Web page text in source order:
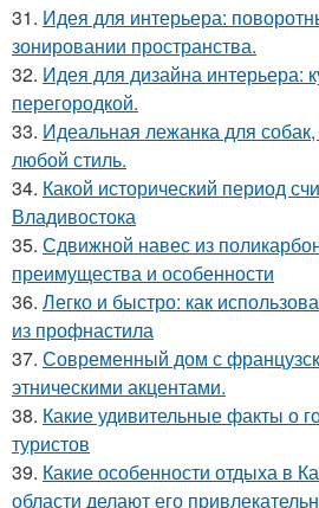
31. Идея для интерьера:
зонировании пространства.
32. Идея для дизайна интерьера:
перегородкой.
33. Идеальная лежанка для
любой стиль.
34. Какой исторический период
Владивостока
35. Сдвижной навес из
преимущества и особенности
36. Легко и быстро: как
из профнастила
37. Современный дом с
этническими акцентами.
38. Какие удивительные факты о
туристов
39. Какие особенности отдыха в
области делают его